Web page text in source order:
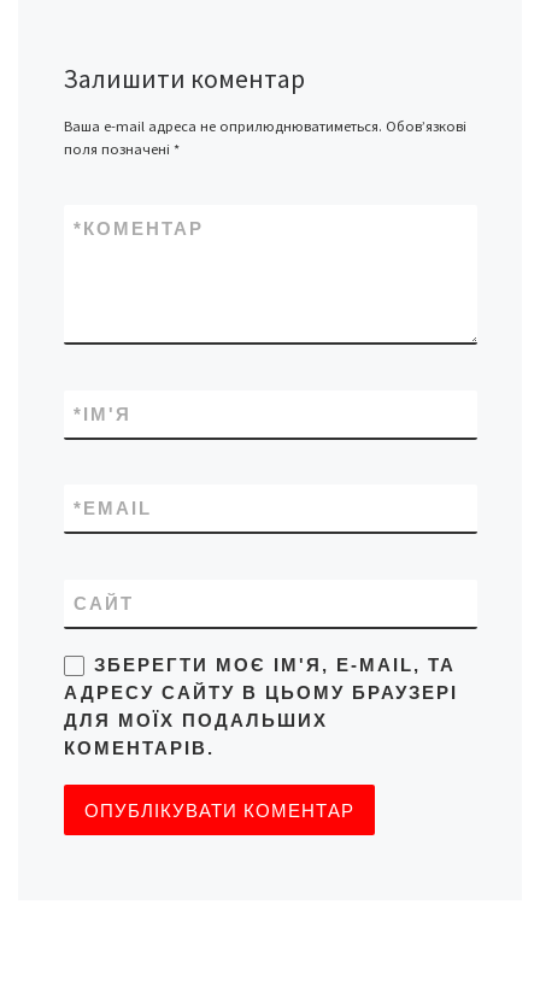
Залишити коментар
Ваша e-mail адреса не оприлюднюватиметься. Обов’язкові
поля позначені *
КОМЕНТАР
*
ІМ'Я
*
EMAIL
*
САЙТ
ЗБЕРЕГТИ МОЄ ІМ'Я, E-MAIL, ТА
АДРЕСУ САЙТУ В ЦЬОМУ БРАУЗЕРІ
ДЛЯ МОЇХ ПОДАЛЬШИХ
КОМЕНТАРІВ.